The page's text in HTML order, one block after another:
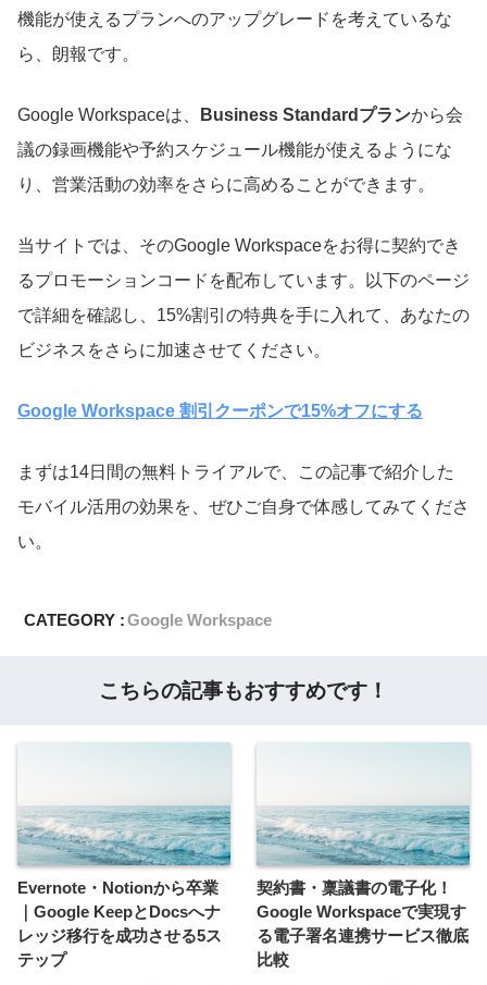
機能が使えるプランへのアップグレードを考えているな
ら、朗報です。
Google Workspaceは、 Business Standardプランから会
議の録画機能や予約スケジュール機能が使えるようにな
り、営業活動の効率をさらに高めることができます。
当サイトでは、そのGoogle Workspaceをお得に契約でき
るプロモーションコードを配布しています。以下のページ
で詳細を確認し、15%割引の特典を手に入れて、あなたの
ビジネスをさらに加速させてください。
Google Workspace 割引クーポンで15%オフにする
まずは14日間の無料トライアルで、この記事で紹介した
モバイル活用の効果を、ぜひご自身で体感してみてくださ
い。
CATEGORY :Google Workspace
こちらの記事もおすすめです！
Evernote・Notionから卒業
｜Google KeepとDocsへナ
レッジ移行を成功させる5ス
テップ
契約書・稟議書の電子化！
Google Workspaceで実現す
る電子署名連携サービス徹底
比較